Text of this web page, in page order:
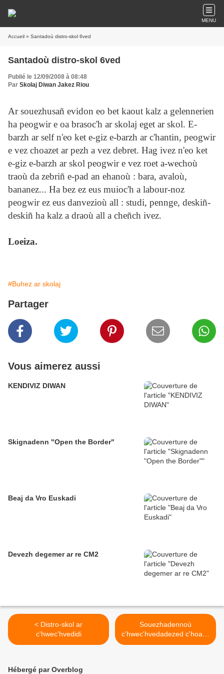
MENU
Accueil » Santadoù distro-skol 6ved
Santadoù distro-skol 6ved
Publié le 12/09/2008 à 08:48
Par Skolaj Diwan Jakez Riou
Ar souezhusañ evidon eo bet kaout kalz a gelennerien
ha peogwir e oa brasoc'h ar skolaj eget ar skol. E-
barzh ar self n'eo ket e-giz e-barzh ar c'hantin, peogwir
e vez choazet ar pezh a vez debret. Hag ivez n'eo ket
e-giz e-barzh ar skol peogwir e vez roet a-wechoù
traoù da zebriñ e-pad an ehanoù : bara, avaloù,
bananez... Ha bez ez eus muioc'h a labour-noz
peogwir ez eus danvezioù all : studi, pennge, deskiñ-
deskiñ ha kalz a draoù all a cheñch ivez.
Loeiza.
#Buhez ar skolaj
Partager
Vous aimerez aussi
KENDIVIZ DIWAN
Skignadenn "Open the Border"
Beaj da Vro Euskadi
Devezh degemer ar re CM2
< Distro-skol ar
c'hwec'hvedidi
Souezhadennoù
c'hwec'hvedadezed c'hoazh
! >
Hébergé par Overblog